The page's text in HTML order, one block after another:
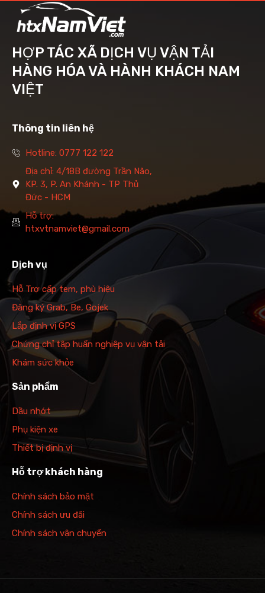
HỢP TÁC XÃ DỊCH VỤ VẬN TẢI
HÀNG HÓA VÀ HÀNH KHÁCH NAM
VIỆT
Thông tin liên hệ
Hotline: 0777 122 122
Địa chỉ: 4/18B đường Trần Não,
KP. 3, P. An Khánh - TP Thủ
Đức - HCM
Hỗ trợ:
htxvtnamviet@gmail.com
Dịch vụ
Hỗ Trợ cấp tem, phù hiệu
Đăng ký Grab, Be, Gojek
Lắp định vị GPS
Chứng chỉ tập huấn nghiệp vụ vận tải
Khám sức khỏe
Sản phẩm
Dầu nhớt
Phụ kiện xe
Thiết bị định vị
Hỗ trợ khách hàng
Chính sách bảo mật
Chính sách ưu đãi
Chính sách vận chuyển